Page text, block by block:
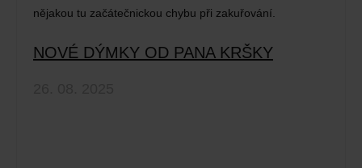
nějakou tu začátečnickou chybu při zakuřování.
NOVÉ DÝMKY OD PANA KRŠKY